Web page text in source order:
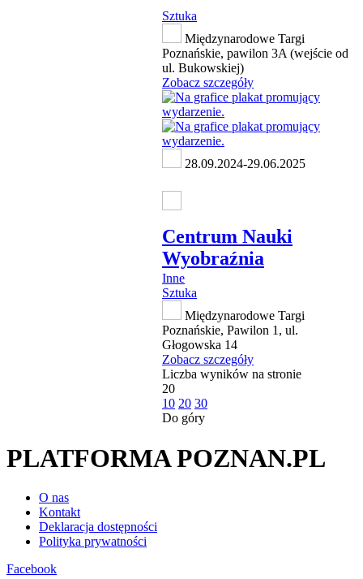
Sztuka
Międzynarodowe Targi
Poznańskie, pawilon 3A (wejście od
ul. Bukowskiej)
Zobacz szczegóły
28.09.2024-29.06.2025
Centrum Nauki
Wyobraźnia
Inne
Sztuka
Międzynarodowe Targi
Poznańskie, Pawilon 1, ul.
Głogowska 14
Zobacz szczegóły
Liczba wyników na stronie
20
10 20 30
Do góry
PLATFORMA POZNAN.PL
O nas
Kontakt
Deklaracja dostępności
Polityka prywatności
Facebook